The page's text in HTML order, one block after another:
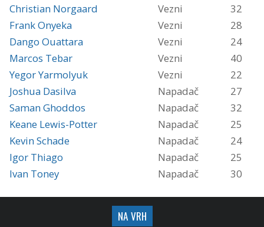
Christian Norgaard
Vezni
32
Frank Onyeka
Vezni
28
Dango Ouattara
Vezni
24
Marcos Tebar
Vezni
40
Yegor Yarmolyuk
Vezni
22
Joshua Dasilva
Napadač
27
Saman Ghoddos
Napadač
32
Keane Lewis-Potter
Napadač
25
Kevin Schade
Napadač
24
Igor Thiago
Napadač
25
Ivan Toney
Napadač 30
NA VRH